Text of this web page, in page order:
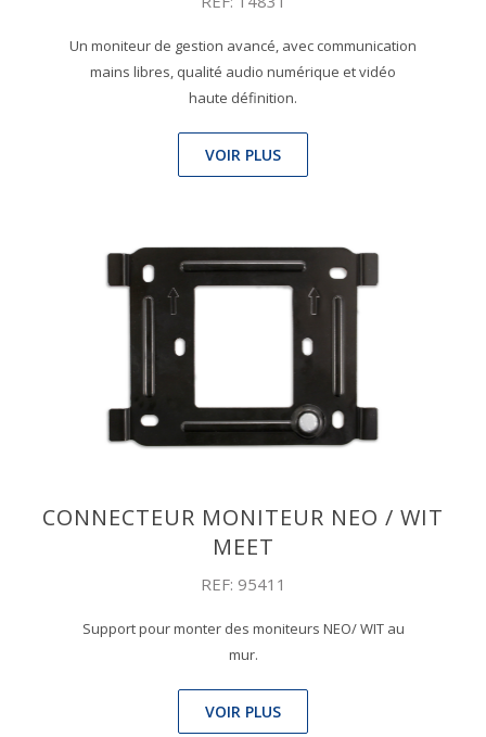
Un moniteur de gestion avancé, avec communication
mains libres, qualité audio numérique et vidéo
haute définition.
VOIR PLUS
CONNECTEUR MONITEUR NEO / WIT
MEET
REF: 95411
Support pour monter des moniteurs NEO/ WIT au
mur.
VOIR PLUS